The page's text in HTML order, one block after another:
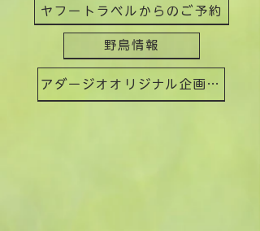
野鳥情報
ヤフートラベルからのご予約
アダージオオリジナル企画ツアー